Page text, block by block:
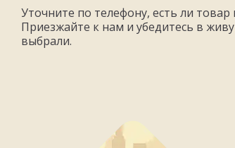
Уточните по телефону, есть ли
Приезжайте к нам и убедитесь в
выбрали.